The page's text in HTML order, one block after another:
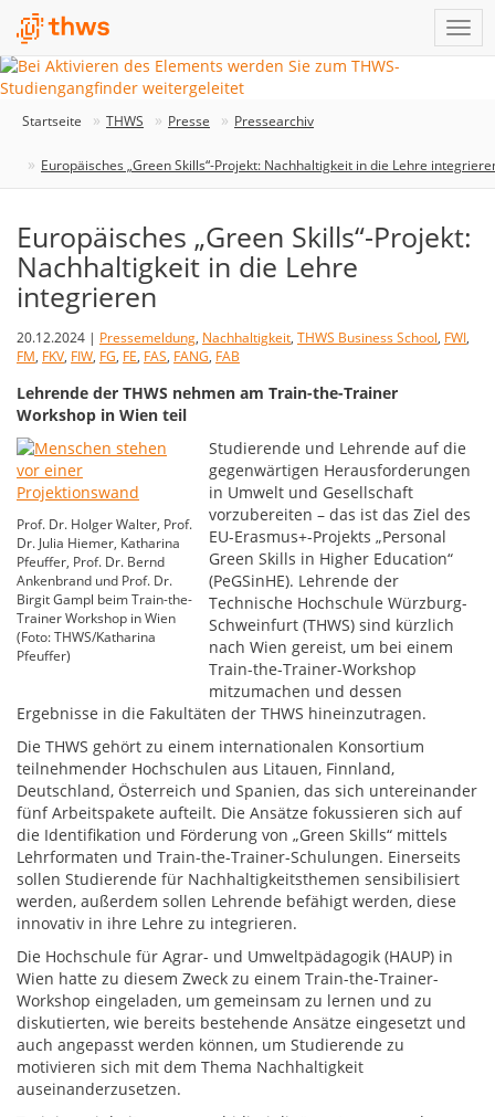
Startseite THWS Presse Pressearchiv
Europäisches „Green Skills“-Projekt: Nachhaltigkeit in die Lehre
Europäisches „Green Skills“-Projekt:
Nachhaltigkeit in die Lehre
integrieren
20.12.2024 | Pressemeldung, Nachhaltigkeit, THWS Business School, FWI,
FM, FKV, FIW, FG, FE, FAS, FANG, FAB
Lehrende der THWS nehmen am Train-the-Trainer
Workshop in Wien teil
Prof. Dr. Holger Walter, Prof.
Dr. Julia Hiemer, Katharina
Pfeuffer, Prof. Dr. Bernd
Ankenbrand und Prof. Dr.
Birgit Gampl beim Train-the-
Trainer Workshop in Wien
(Foto: THWS/Katharina
Pfeuffer)
Studierende und Lehrende auf die
gegenwärtigen Herausforderungen
in Umwelt und Gesellschaft
vorzubereiten – das ist das Ziel des
EU-Erasmus+-Projekts „Personal
Green Skills in Higher Education“
(PeGSinHE). Lehrende der
Technische Hochschule Würzburg-
Schweinfurt (THWS) sind kürzlich
nach Wien gereist, um bei einem
Train-the-Trainer-Workshop
mitzumachen und dessen
Ergebnisse in die Fakultäten der THWS hineinzutragen.
Die THWS gehört zu einem internationalen Konsortium
teilnehmender Hochschulen aus Litauen, Finnland,
Deutschland, Österreich und Spanien, das sich untereinander
fünf Arbeitspakete aufteilt. Die Ansätze fokussieren sich auf
die Identifikation und Förderung von „Green Skills“ mittels
Lehrformaten und Train-the-Trainer-Schulungen. Einerseits
sollen Studierende für Nachhaltigkeitsthemen sensibilisiert
werden, außerdem sollen Lehrende befähigt werden, diese
innovativ in ihre Lehre zu integrieren.
Die Hochschule für Agrar- und Umweltpädagogik (HAUP) in
Wien hatte zu diesem Zweck zu einem Train-the-Trainer-
Workshop eingeladen, um gemeinsam zu lernen und zu
diskutierten, wie bereits bestehende Ansätze eingesetzt und
auch angepasst werden können, um Studierende zu
motivieren sich mit dem Thema Nachhaltigkeit
auseinanderzusetzen.